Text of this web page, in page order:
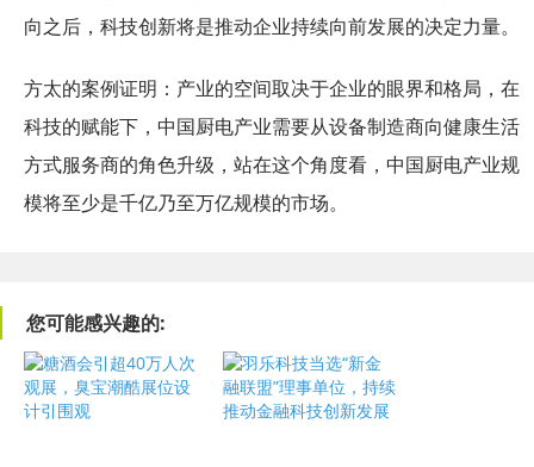
向之后，科技创新将是推动企业持续向前发展的决定力量。
方太的案例证明：产业的空间取决于企业的眼界和格局，在
科技的赋能下，中国厨电产业需要从设备制造商向健康生活
方式服务商的角色升级，站在这个角度看，中国厨电产业规
模将至少是千亿乃至万亿规模的市场。
您可能感兴趣的: